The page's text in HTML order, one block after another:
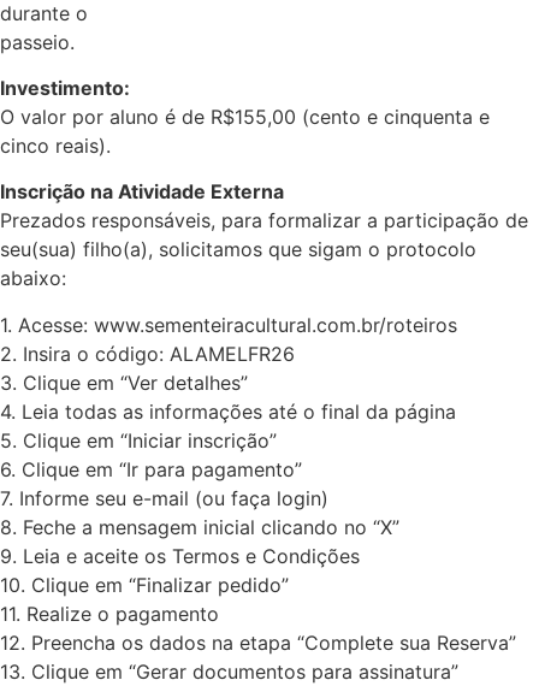
durante o
passeio.
Investimento:
O valor por aluno é de R$155,00 (cento e cinquenta e
cinco reais).
Inscrição na Atividade Externa
Prezados responsáveis, para formalizar a participação de
seu(sua) filho(a), solicitamos que sigam o protocolo
abaixo:
1. Acesse: www.sementeiracultural.com.br/roteiros
2. Insira o código: ALAMELFR26
3. Clique em “Ver detalhes”
4. Leia todas as informações até o final da página
5. Clique em “Iniciar inscrição”
6. Clique em “Ir para pagamento”
7. Informe seu e-mail (ou faça login)
8. Feche a mensagem inicial clicando no “X”
9. Leia e aceite os Termos e Condições
10. Clique em “Finalizar pedido”
11. Realize o pagamento
12. Preencha os dados na etapa “Complete sua Reserva”
13. Clique em “Gerar documentos para assinatura”